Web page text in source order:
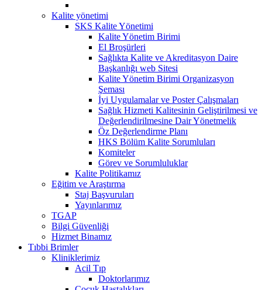
Kalite yönetimi
SKS Kalite Yönetimi
Kalite Yönetim Birimi
El Broşürleri
Sağlıkta Kalite ve Akreditasyon Daire
Başkanlığı web Sitesi
Kalite Yönetim Birimi Organizasyon
Şeması
İyi Uygulamalar ve Poster Çalışmaları
Sağlık Hizmeti Kalitesinin Geliştirilmesi ve
Değerlendirilmesine Dair Yönetmelik
Öz Değerlendirme Planı
HKS Bölüm Kalite Sorumluları
Komiteler
Görev ve Sorumluluklar
Kalite Politikamız
Eğitim ve Araştırma
Staj Başvuruları
Yayınlarımız
TGAP
Bilgi Güvenliği
Hizmet Binamız
Tıbbi Brimler
Kliniklerimiz
Acil Tıp
Doktorlarımız